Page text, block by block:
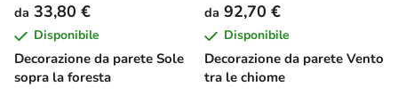
Decorazione da parete Sole
sopra la foresta
da 33,80 €
Disponibile
Decorazione da parete Vento
tra le chiome
da 92,70 €
Disponibile